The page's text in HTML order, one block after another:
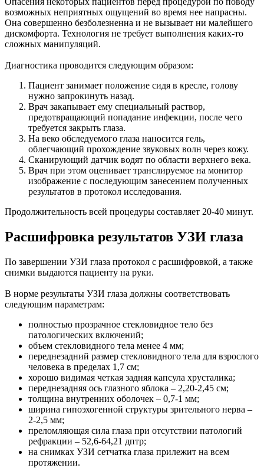
возможных неприятных ощущений во время нее напрасны.
Она совершенно безболезненна и не вызывает ни малейшего
дискомфорта. Технология не требует выполнения каких-то
сложных манипуляций.
Диагностика проводится следующим образом:
Пациент занимает положение сидя в кресле, голову
нужно запрокинуть назад.
Врач закапывает ему специальный раствор,
предотвращающий попадание инфекции, после чего
требуется закрыть глаза.
На веко обследуемого глаза наносится гель,
облегчающий прохождение звуковых волн через кожу.
Сканирующий датчик водят по области верхнего века.
Врач при этом оценивает транслируемое на монитор
изображение с последующим занесением полученных
результатов в протокол исследования.
Продолжительность всей процедуры составляет 20-40 минут.
Расшифровка результатов УЗИ глаза
По завершении УЗИ глаза протокол с расшифровкой, а также
снимки выдаются пациенту на руки.
В норме результаты УЗИ глаза должны соответствовать
следующим параметрам:
полностью прозрачное стекловидное тело без
патологических включений;
объем стекловидного тела менее 4 мм;
переднезадний размер стекловидного тела для взрослого
человека в пределах 1,7 см;
хорошо видимая четкая задняя капсула хрусталика;
переднезадняя ось глазного яблока – 2,20-2,45 см;
толщина внутренних оболочек – 0,7-1 мм;
ширина гипоэхогенной структуры зрительного нерва –
2-2,5 мм;
преломляющая сила глаза при отсутствии патологий
рефракции – 52,6-64,21 дптр;
на снимках УЗИ сетчатка глаза прилежит на всем
протяжении.